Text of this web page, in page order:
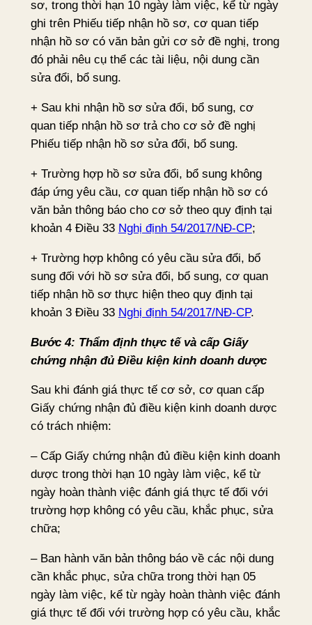
sơ, trong thời hạn 10 ngày làm việc, kể từ ngày
ghi trên Phiếu tiếp nhận hồ sơ, cơ quan tiếp
nhận hồ sơ có văn bản gửi cơ sở đề nghị, trong
đó phải nêu cụ thể các tài liệu, nội dung cần
sửa đổi, bổ sung.
+ Sau khi nhận hồ sơ sửa đổi, bổ sung, cơ
quan tiếp nhận hồ sơ trả cho cơ sở đề nghị
Phiếu tiếp nhận hồ sơ sửa đổi, bổ sung.
+ Trường hợp hồ sơ sửa đổi, bổ sung không
đáp ứng yêu cầu, cơ quan tiếp nhận hồ sơ có
văn bản thông báo cho cơ sở theo quy định tại
khoản 4 Điều 33 Nghị định 54/2017/NĐ-CP;
+ Trường hợp không có yêu cầu sửa đổi, bổ
sung đối với hồ sơ sửa đổi, bổ sung, cơ quan
tiếp nhận hồ sơ thực hiện theo quy định tại
khoản 3 Điều 33 Nghị định 54/2017/NĐ-CP.
Bước 4: Thẩm định thực tế và cấp Giấy
chứng nhận đủ Điều kiện kinh doanh dược
Sau khi đánh giá thực tế cơ sở, cơ quan cấp
Giấy chứng nhận đủ điều kiện kinh doanh dược
có trách nhiệm:
– Cấp Giấy chứng nhận đủ điều kiện kinh doanh
dược trong thời hạn 10 ngày làm việc, kể từ
ngày hoàn thành việc đánh giá thực tế đối với
trường hợp không có yêu cầu, khắc phục, sửa
chữa;
– Ban hành văn bản thông báo về các nội dung
cần khắc phục, sửa chữa trong thời hạn 05
ngày làm việc, kể từ ngày hoàn thành việc đánh
giá thực tế đối với trường hợp có yêu cầu, khắc